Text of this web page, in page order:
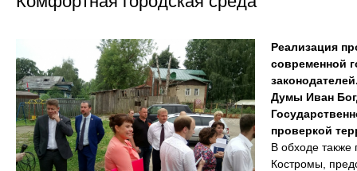
Реализация
современной
Думы Иван
проверкой
В обходе также
Костромы,